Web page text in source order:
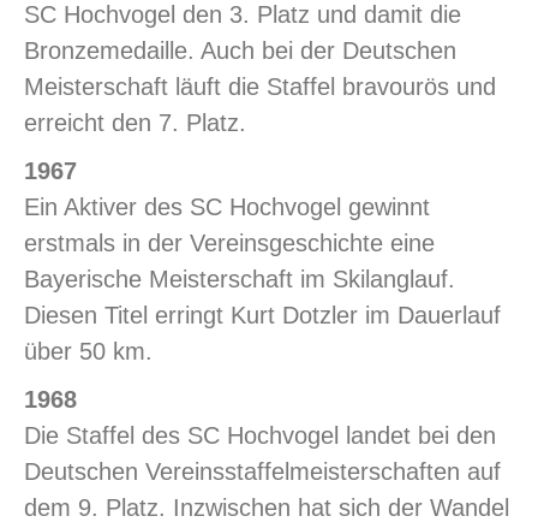
SC Hochvogel den 3. Platz und damit die
Bronzemedaille. Auch bei der Deutschen
Meisterschaft läuft die Staffel bravourös und
erreicht den 7. Platz.
1967
Ein Aktiver des SC Hochvogel gewinnt
erstmals in der Vereinsgeschichte eine
Bayerische Meisterschaft im Skilanglauf.
Diesen Titel erringt Kurt Dotzler im Dauerlauf
über 50 km.
1968
Die Staffel des SC Hochvogel landet bei den
Deutschen Vereinsstaffelmeisterschaften auf
dem 9. Platz. Inzwischen hat sich der Wandel